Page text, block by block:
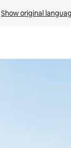
Show original